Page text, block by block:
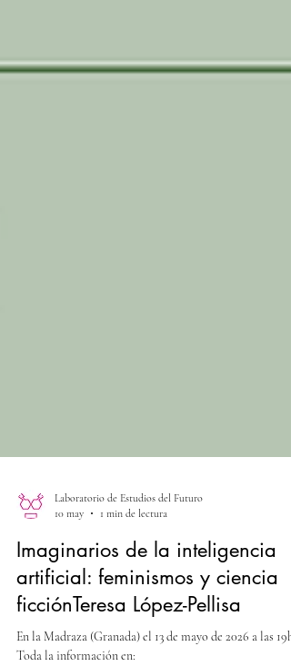
Laboratorio de Estudios del Futuro
10 may
1 min de lectura
Imaginarios de la inteligencia
artificial: feminismos y ciencia
ficciónTeresa López-Pellisa